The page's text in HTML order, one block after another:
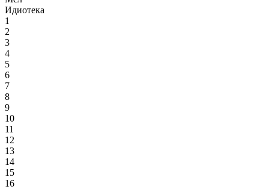
Идиотека
1
2
3
4
5
6
7
8
9
10
11
12
13
14
15
16